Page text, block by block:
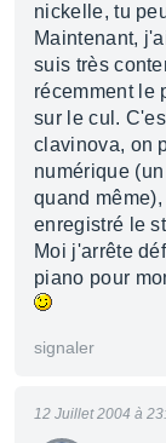
nickelle, tu
Maintenant,
suis très
récemment le
sur le cul.
clavinova, on
numérique
quand
enregistré le
Moi j'arrête
piano pour
signaler
12 Juillet 2004 à